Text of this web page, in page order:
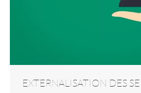
EXTERNALISATION DES